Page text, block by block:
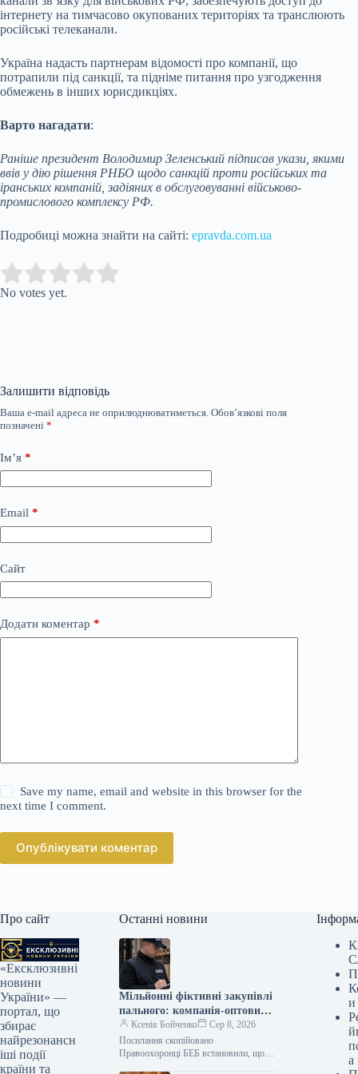
інтернету на тимчасово окупованих територіях та транслюють
російські телеканали.
Україна надасть партнерам відомості про компанії, що
потрапили під санкції, та підніме питання про узгодження
обмежень в інших юрисдикціях.
Варто нагадати:
Раніше президент Володимир Зеленський підписав укази, якими
ввів у дію рішення РНБО щодо санкцій проти російських та
іранських компаній, задіяних в обслуговуванні військово-
промислового комплексу РФ.
Подробиці можна знайти на сайті: epravda.com.ua
Rate this item:
No votes yet.
Залишити відповідь
Ваша e-mail адреса не оприлюднюватиметься. Обов’язкові поля
позначені *
Ім’я *
Email *
Сайт
Додати коментар *
Save my name, email and website in this browser for the
next time I comment.
Опублікувати коментар
Про сайт
«Ексклюзивні
новини
України» —
портал, що
збирає
найрезонансн
іші події
країни та
Останні новини
Мільйонні фіктивні закупівлі
пального: компанія-оптовик
мусила доплатити податки
Ксенія Бойченко
Сер 8, 2026
Посилання скопійовано
Правоохоронці БЕБ встановили, що
и
а